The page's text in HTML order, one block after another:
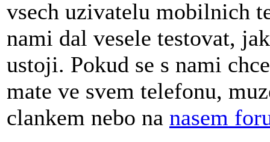
vsech uzivatelu mobilnich
nami dal vesele testovat,
ustoji. Pokud se s nami
mate ve svem telefonu,
clankem nebo na nasem